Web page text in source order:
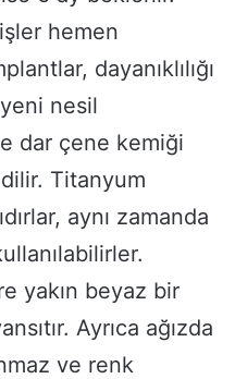
hemen
dayanıklılığı
nesil
dar çene kemiği
Titanyum
aynı zamanda
yakın beyaz bir
Ayrıca ağızda
ve renk